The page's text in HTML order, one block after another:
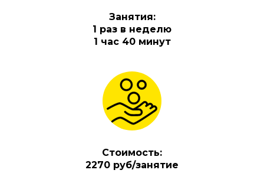
Занятия:
1 раз в неделю
1 час 40 минут
Стоимость:
2270 руб/занятие